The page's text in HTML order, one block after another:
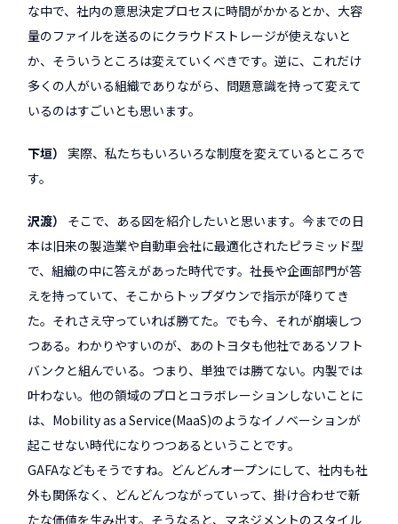
な中で、社内の意思決定プロセスに時間がかかるとか、大容
量のファイルを送るのにクラウドストレージが使えないと
か、そういうところは変えていくべきです。逆に、これだけ
多くの人がいる組織でありながら、問題意識を持って変えて
いるのはすごいとも思います。
下垣
実際、私たちもいろいろな制度を変えているところで
す。
沢渡
そこで、ある図を紹介したいと思います。今までの日
本は旧来の製造業や自動車会社に最適化されたピラミッド型
で、組織の中に答えがあった時代です。社長や企画部門が答
えを持っていて、そこからトップダウンで指示が降りてき
た。それさえ守っていれば勝てた。でも今、それが崩壊しつ
つある。わかりやすいのが、あのトヨタも他社であるソフト
バンクと組んでいる。つまり、単独では勝てない。内製では
叶わない。他の領域のプロとコラボレーションしないことに
は、Mobility as a Service(MaaS)のようなイノベーションが
起こせない時代になりつつあるということです。
GAFAなどもそうですね。どんどんオープンにして、社内も社
外も関係なく、どんどんつながっていって、掛け合わせで新
たな価値を生み出す。そうなると、マネジメントのスタイル